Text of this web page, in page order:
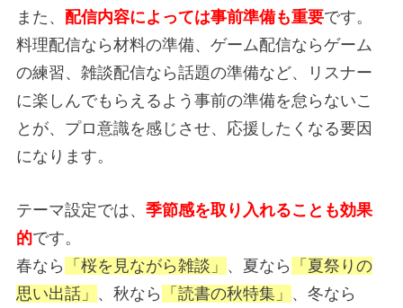
また、 配信内容によっては事前準備も重要です。
料理配信なら材料の準備、ゲーム配信ならゲーム
の練習、雑談配信なら話題の準備など、リスナー
に楽しんでもらえるよう事前の準備を怠らないこ
とが、プロ意識を感じさせ、応援したくなる要因
になります。
テーマ設定では、 季節感を取り入れることも効果
的です。
春なら
「桜を見ながら雑談」 、夏なら
「夏祭りの
思い出話」 、秋なら 「読書の秋特集」 、冬なら